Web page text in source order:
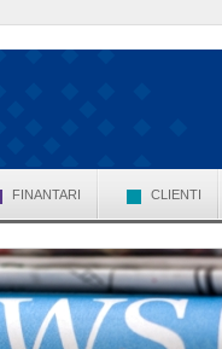
FINANTARI CLIENTI